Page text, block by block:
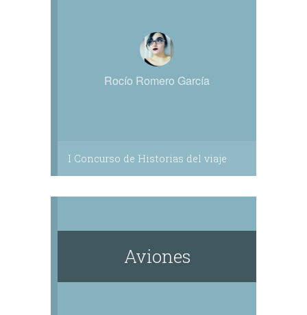
Rocío Romero García
I Concurso de Historias del viaje
Aviones